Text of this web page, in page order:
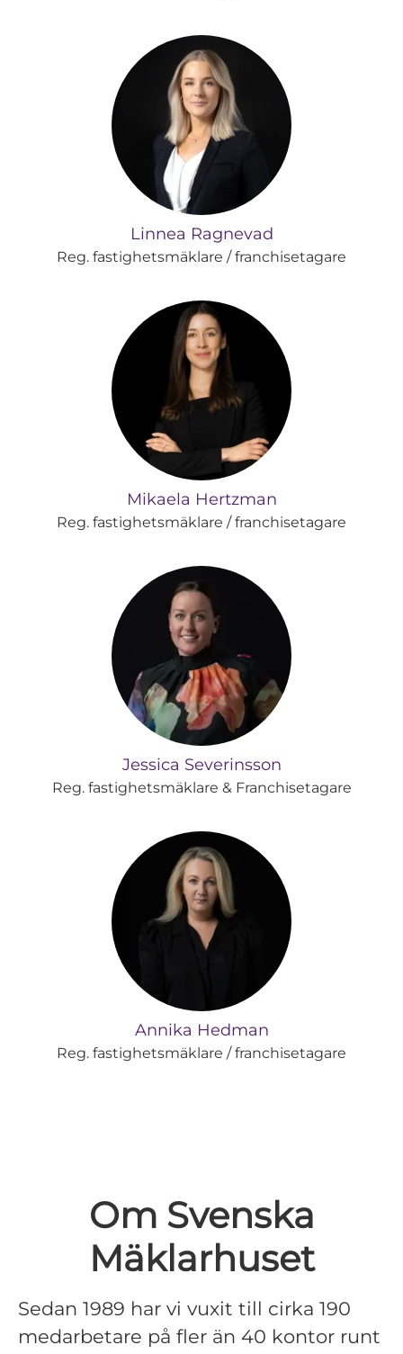
Linnea Ragnevad
Reg. fastighetsmäklare / franchisetagare
Mikaela Hertzman
Reg. fastighetsmäklare / franchisetagare
Jessica Severinsson
Reg. fastighetsmäklare & Franchisetagare
Annika Hedman
Reg. fastighetsmäklare / franchisetagare
Om Svenska
Mäklarhuset
Sedan 1989 har vi vuxit till cirka 190
medarbetare på fler än 40 kontor runt